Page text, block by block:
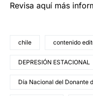
Revisa aquí más
chile contenido
DEPRESIÓN ESTACIONAL
Día Nacional del Donante